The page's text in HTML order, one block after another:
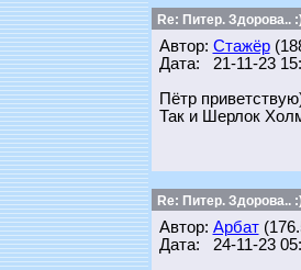
Re: Питер. Здорова..
Автор: Стажёр
Дата: 21-11-23
Пётр
Так и Шерлок
Re: Питер. Здорова..
Автор: Арбат
Дата: 24-11-23